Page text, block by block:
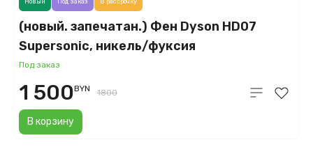
(новый. запечатан.) Фен Dyson HD07
Supersonic, никель/фуксия
(Nickel/Fuchsia)
Под заказ
В корзину
Новый Под заказ В рассрочку
1 500BYN 1800